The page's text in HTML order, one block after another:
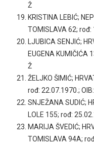
Ž
KRISTINA LEBIĆ;
TOMISLAVA 62;
LJUBICA SENJIĆ;
EUGENA KUMIČIĆA
Ž
ŽELJKO ŠIMIĆ;
rođ: 22.07.1970.;
SNJEŽANA SUDIĆ;
LOLE 155; rođ:
MARIJA ŠVEDIĆ;
TOMISLAVA 94A;